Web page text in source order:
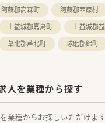
阿蘇郡高森町 阿蘇郡西原村
上益城郡嘉島町
上益城郡
葦北郡芦北町 球磨郡錦町
人を業種から探す
業種からお探しいただけます